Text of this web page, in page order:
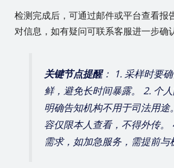
检测完成后，可通过邮件或平台查看报
对信息，如有疑问可联系客服进一步确认
关键节点提醒： 1. 采样时要
鲜，避免长时间暴露。 2. 个
明确告知机构不用于司法用途
容仅限本人查看，不得外传。
需求，如加急服务，需提前与